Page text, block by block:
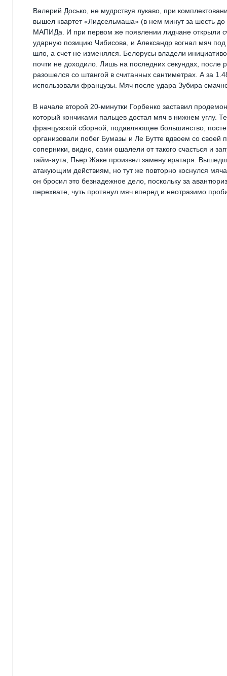
Валерий Досько, не мудрствуя лукаво, при
вышел квартет «Лидсельмаша» (в нем минут за шесть
МАПИДа. И при первом же появлении лидчане открыли
ударную позицию Чибисова, и Александр вогнал мяч
шло, а счет не изменялся. Белорусы владели
почти не доходило. Лишь на последних секундах,
разошелся со штангой в считанных сантиметрах. А за
использовали французы. Мяч после удара Зубира
В начале второй 20-минутки Горбенко заставил
который кончиками пальцев достал мяч в нижнем углу.
французской сборной, подавляющее большинство,
организовали побег Бумазы и Ле Бутте вдвоем со
соперники, видно, сами ошалели от такого счасться и
тайм-аута, Пьер Жаке произвел замену вратаря.
атакующим действиям, но тут же повторно коснулся
он бросил это безнадежное дело, поскольку за
перехвате, чуть протянул мяч вперед и неотразимо